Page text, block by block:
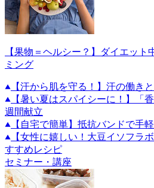
【果物＝ヘルシー？】ダイエット
ミング
【汗から肌を守る！】汗の働き
【暑い夏はスパイシーに！】「
週間献立
【自宅で簡単】抵抗バンドで手
【女性に嬉しい！大豆イソフラ
すすめレシピ
セミナー・講座